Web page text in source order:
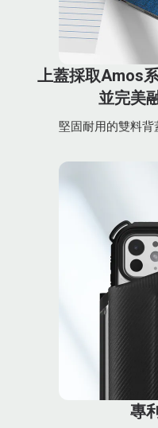
上蓋採取Amos
並完美
堅固耐用的雙料
專